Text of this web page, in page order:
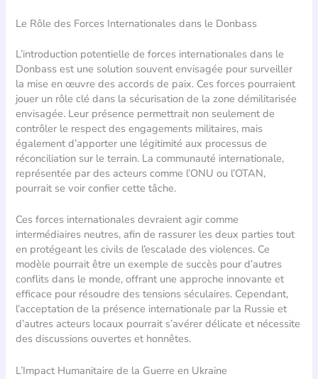
Le Rôle des Forces Internationales dans le Donbass
L’introduction potentielle de forces internationales dans le
Donbass est une solution souvent envisagée pour surveiller
la mise en œuvre des accords de paix. Ces forces pourraient
jouer un rôle clé dans la sécurisation de la zone démilitarisée
envisagée. Leur présence permettrait non seulement de
contrôler le respect des engagements militaires, mais
également d’apporter une légitimité aux processus de
réconciliation sur le terrain. La communauté internationale,
représentée par des acteurs comme l’ONU ou l’OTAN,
pourrait se voir confier cette tâche.
Ces forces internationales devraient agir comme
intermédiaires neutres, afin de rassurer les deux parties tout
en protégeant les civils de l’escalade des violences. Ce
modèle pourrait être un exemple de succès pour d’autres
conflits dans le monde, offrant une approche innovante et
efficace pour résoudre des tensions séculaires. Cependant,
l’acceptation de la présence internationale par la Russie et
d’autres acteurs locaux pourrait s’avérer délicate et nécessite
des discussions ouvertes et honnêtes.
L’Impact Humanitaire de la Guerre en Ukraine